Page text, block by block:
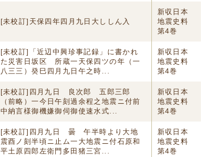
[未校訂]天保四年四月九日大ししん入
新収日本
地震史料
第4巻
[未校訂]「近辺中興珍事記録」に書かれ
た災害日坂区 所蔵一天保四ツの年（一
八三三）癸巳四月九日午之時...
新収日本
地震史料
第4巻
[未校訂]四月九日 良次郎 五郎三郎
（前略）一今日午刻過余程之地震ニ付前
中納言様御機嫌御伺御使速水式...
新収日本
地震史料
第4巻
[未校訂]四月九日 曇 午半時より大地
震酉ノ刻半頃ニ止ム一大地震ニ付石原和
平土原四郎左衛門多田猪三宮...
新収日本
地震史料
第4巻